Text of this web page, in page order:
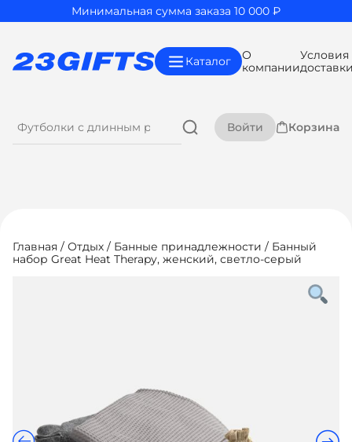
Минимальная сумма заказа 10 000 ₽
Каталог
О
компании
Условия
Войти Корзина
Главная / Отдых / Банные принадлежности / Банный
набор Great Heat Therapy, женский, светло-серый